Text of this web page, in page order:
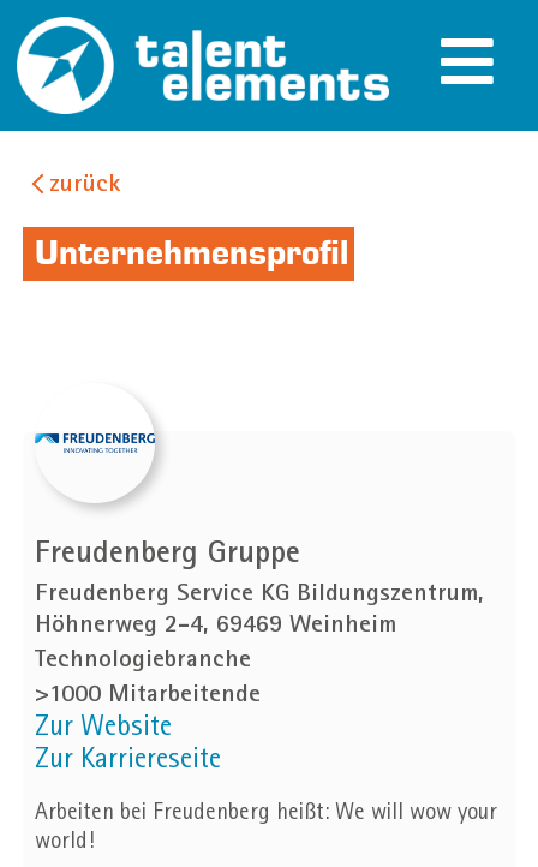
zurück
Unternehmensprofil
Freudenberg Gruppe
Freudenberg Service KG Bildungszentrum,
Höhnerweg 2-4, 69469 Weinheim
Technologiebranche
>1000 Mitarbeitende
Zur Website
Zur Karriereseite
Arbeiten bei Freudenberg heißt: We will wow your
world!